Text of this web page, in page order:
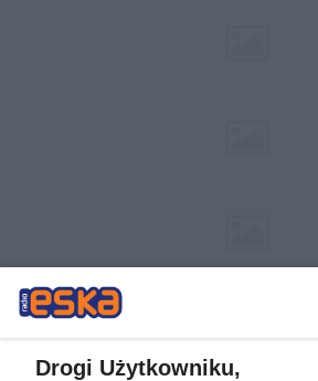
Drogi Użytkowniku,